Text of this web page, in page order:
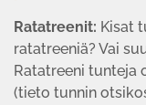
Ratatreenit: Kisat
ratatreeniä? Vai
Ratatreeni tunteja
(tieto tunnin